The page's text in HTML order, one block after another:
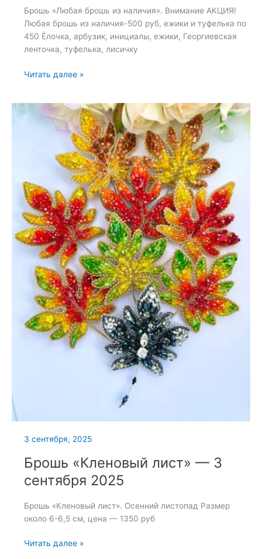
Брошь «Любая брошь из наличия». Внимание АКЦИЯ!
Любая брошь из наличия-500 руб, ежики и туфелька по
450 Ёлочка, арбузик, инициалы, ежики, Георгиевская
ленточка, туфелька, лисичку
Брошь
из
наличия»
Читать далее »
3 сентября, 2025
Брошь «Кленовый лист» — 3
сентября 2025
Брошь «Кленовый лист». Осенний листопад Размер
около 6-6,5 см, цена — 1350 руб
Брошь
Читать далее »